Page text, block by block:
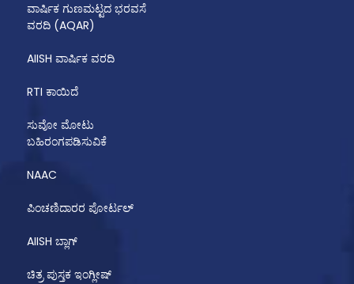
ವಾರ್ಷಿಕ ಗುಣಮಟ್ಟದ ಭರವಸೆ
ವರದಿ (AQAR)
AIISH ವಾರ್ಷಿಕ ವರದಿ
RTI ಕಾಯಿದೆ
ಸುವೋ ಮೋಟು
ಬಹಿರಂಗಪಡಿಸುವಿಕೆ
NAAC
ಪಿಂಚಣಿದಾರರ ಪೋರ್ಟಲ್
AIISH ಬ್ಲಾಗ್
ಚಿತ್ರ ಪುಸ್ತಕ ಇಂಗ್ಲೀಷ್